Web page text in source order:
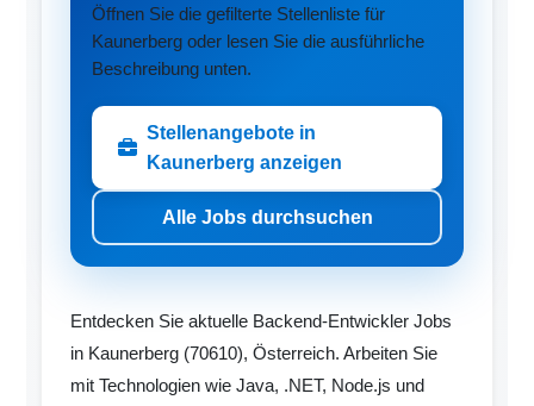
Öffnen Sie die gefilterte Stellenliste für
Kaunerberg oder lesen Sie die ausführliche
Beschreibung unten.
Stellenangebote in
Kaunerberg anzeigen
Alle Jobs durchsuchen
Entdecken Sie aktuelle Backend-Entwickler Jobs
in Kaunerberg (70610), Österreich. Arbeiten Sie
mit Technologien wie Java, .NET, Node.js und